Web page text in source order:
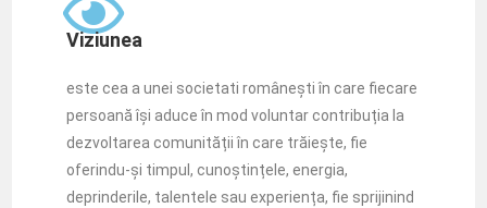
Viziunea
este cea a unei societati românești în care fiecare
persoană își aduce în mod voluntar contribuția la
dezvoltarea comunității în care trăiește, fie
oferindu-și timpul, cunoștințele, energia,
deprinderile, talentele sau experiența, fie sprijinind